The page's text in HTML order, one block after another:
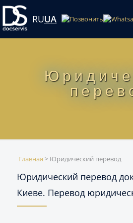
RUUA
Главная > Юридический перевод
Юридический перевод
Киеве. Перевод